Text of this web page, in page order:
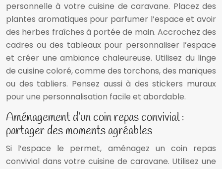
personnelle à votre cuisine de caravane. Placez des
plantes aromatiques pour parfumer l’espace et avoir
des herbes fraîches à portée de main. Accrochez des
cadres ou des tableaux pour personnaliser l’espace
et créer une ambiance chaleureuse. Utilisez du linge
de cuisine coloré, comme des torchons, des maniques
ou des tabliers. Pensez aussi à des stickers muraux
pour une personnalisation facile et abordable.
Aménagement d’un coin repas convivial :
partager des moments agréables
Si l’espace le permet, aménagez un coin repas
convivial dans votre cuisine de caravane. Utilisez une